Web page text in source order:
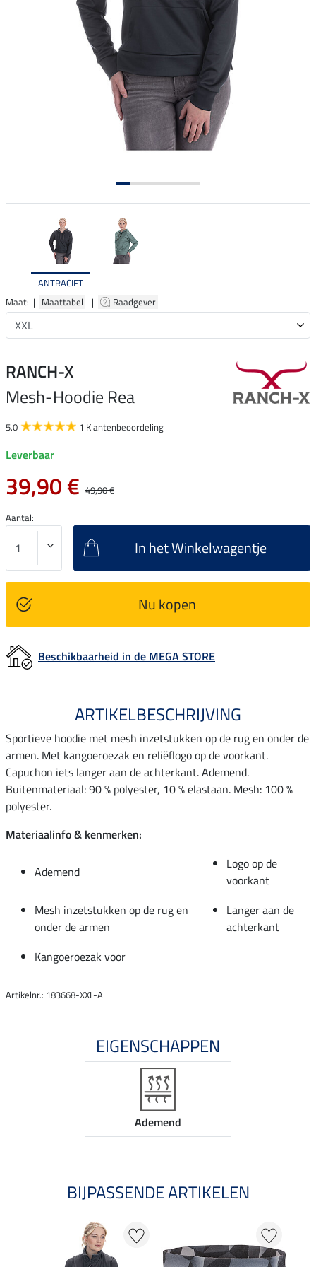
ANTRACIET
Maat: | Maattabel | Raadgever
RANCH-X
Mesh-Hoodie Rea
5.0 1 Klantenbeoordeling
Leverbaar
39,90 € 49,90 €
Aantal:
In het Winkelwagentje
Nu kopen
Beschikbaarheid in de MEGA STORE
ARTIKELBESCHRIJVING
Sportieve hoodie met mesh inzetstukken op de rug en onder de
armen. Met kangoeroezak en reliëflogo op de voorkant.
Capuchon iets langer aan de achterkant. Ademend.
Buitenmateriaal: 90 % polyester, 10 % elastaan. Mesh: 100 %
polyester.
Materiaalinfo & kenmerken:
Ademend
Logo op de
voorkant
Mesh inzetstukken op de rug en
onder de armen
Langer aan de
achterkant
Kangoeroezak voor
Artikelnr.: 183668-XXL-A
EIGENSCHAPPEN
Ademend
BIJPASSENDE ARTIKELEN